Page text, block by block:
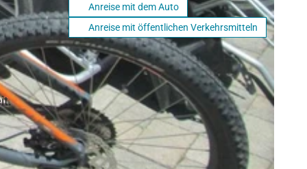
Anreise mit dem Auto
Anreise mit öffentlichen Verkehrsmitteln